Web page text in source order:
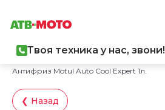
Твоя техника у нас, звони!
Антифриз Motul Auto Cool Expert 1л.
❮ Назад